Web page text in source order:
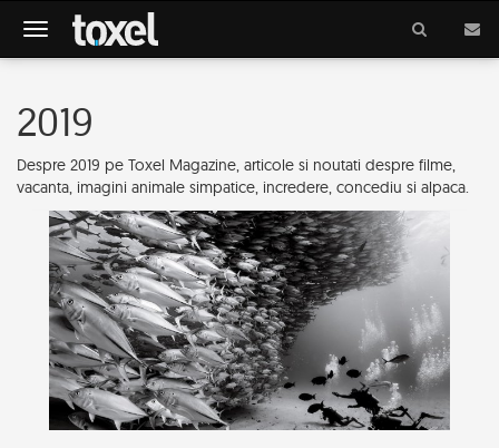
Meniu
2019
Despre 2019 pe Toxel Magazine, articole si noutati despre filme,
vacanta, imagini animale simpatice, incredere, concediu si alpaca.